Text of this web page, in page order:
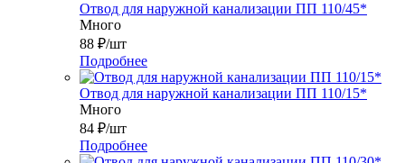
Отвод для наружной канализации ПП 110/45*
Много
88 ₽/шт
Подробнее
Отвод для наружной канализации ПП 110/15*
Много
84 ₽/шт
Подробнее